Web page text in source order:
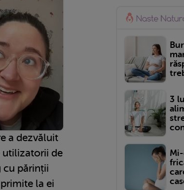
a dezvăluit
utilizatorii de
cu părinții
la ei
3